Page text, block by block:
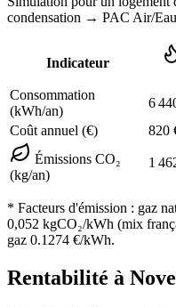
condensation → PAC Air/
Indicateur
Consommation
(kWh/an)
6
Coût annuel (€)
820
Émissions CO₂
(kg/an)
1
* Facteurs d'émission : gaz
0,052 kgCO₂/kWh (mix
gaz 0.1274 €/kWh.
Rentabilité à